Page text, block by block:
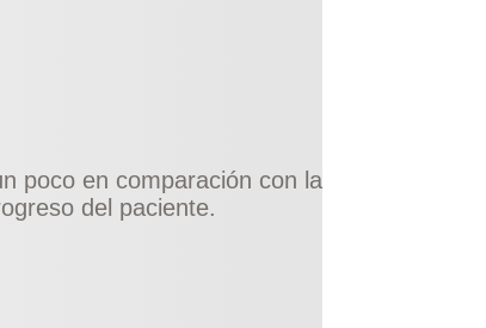
poco en comparación con la
del paciente.